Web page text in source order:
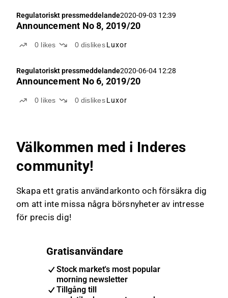
Regulatoriskt pressmeddelande2020-09-03 12:39
Announcement No 8, 2019/20
0 likes 0 dislikes Luxor
Regulatoriskt pressmeddelande2020-06-04 12:28
Announcement No 6, 2019/20
0 likes 0 dislikes Luxor
Välkommen med i Inderes
community!
Skapa ett gratis användarkonto och försäkra dig
om att inte missa några börsnyheter av intresse
för precis dig!
Gratisanvändare
Stock market's most popular
morning newsletter
Tillgång till